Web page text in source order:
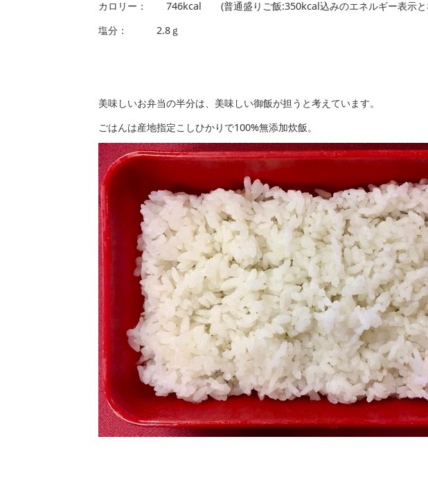
カロリー： 746kcal (普通盛りご飯:350kcal込みのエネルギー表示と
塩分： 2.8ｇ
美味しいお弁当の半分は、美味しい御飯が担うと考えています。
ごはんは産地指定こしひかりで100%無添加炊飯。